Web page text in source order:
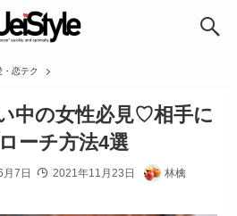
・恋テク
中の女性必見♡相手に
ーチ方法4選
7日 2021年11月23日 林檎